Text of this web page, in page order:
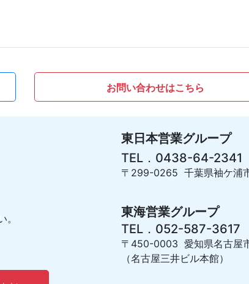
お問い合わせはこちら
東日本営業グループ
TEL．0438-64-
〒299-0265 千葉県袖ケ浦
東海営業グループ
TEL．052-587-
〒450-0003 愛知県名古屋
（名古屋三井ビル本館）